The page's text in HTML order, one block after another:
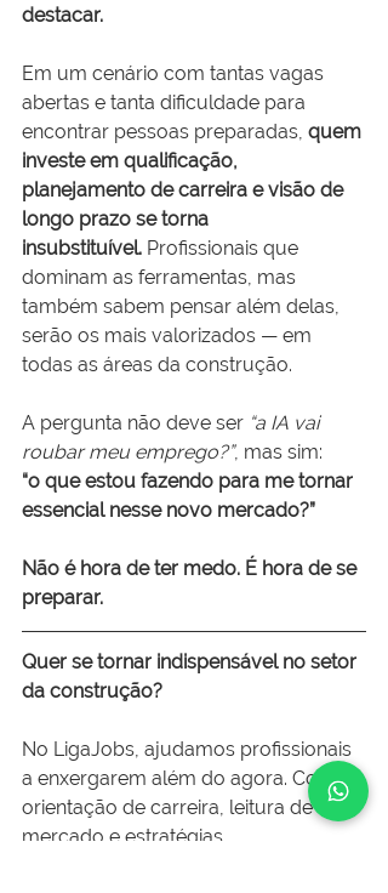
destacar.
Em um cenário com tantas vagas
abertas e tanta dificuldade para
encontrar pessoas preparadas, quem
investe em qualificação,
planejamento de carreira e visão de
longo prazo se torna
insubstituível. Profissionais que
dominam as ferramentas, mas
também sabem pensar além delas,
serão os mais valorizados — em
todas as áreas da construção.
A pergunta não deve ser “a IA vai
roubar meu emprego?”, mas sim:
“o que estou fazendo para me tornar
essencial nesse novo mercado?”
Não é hora de ter medo. É hora de se
preparar.
Quer se tornar indispensável no setor
da construção?
No LigaJobs, ajudamos profissionais
a enxergarem além do agora. Com
orientação de carreira, leitura de
mercado e estratégias